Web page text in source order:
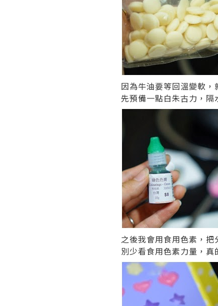
因為牛油要等回溫變軟，
先預備一點白朱古力，隔
之後我會用食用色素，把
別少看食用色素力量，